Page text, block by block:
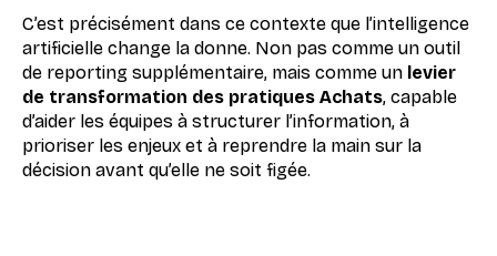
C’est précisément dans ce contexte que l’intelligence
artificielle change la donne. Non pas comme un outil
de reporting supplémentaire, mais comme un levier
de transformation des pratiques Achats, capable
d’aider les équipes à structurer l’information, à
prioriser les enjeux et à reprendre la main sur la
décision avant qu’elle ne soit figée.